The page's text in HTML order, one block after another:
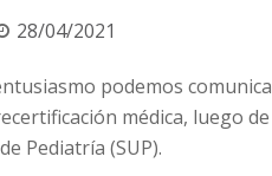
28/04/2021
podemos
médica, luego
Pediatría (SUP).